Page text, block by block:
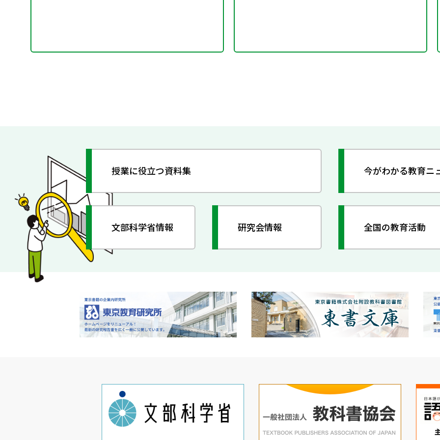
授業に役立つ資料集 今がわかる教育ニ
文部科学省情報 研究会情報 全国の教育活動